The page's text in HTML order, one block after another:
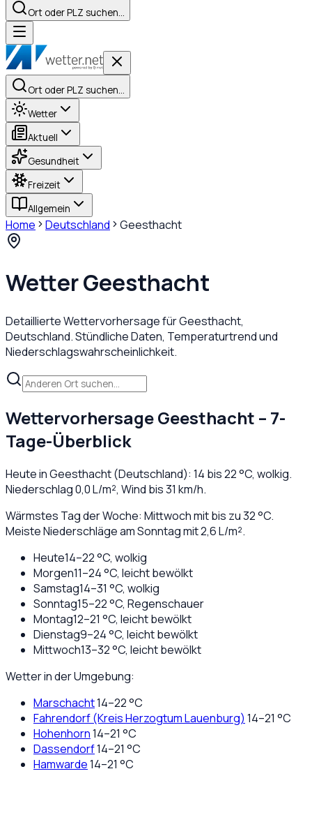
Ort oder PLZ suchen…
Ort oder PLZ suchen…
Wetter
Aktuell
Gesundheit
Freizeit
Allgemein
Home Deutschland Geesthacht
WetterGeesthacht
Detaillierte Wettervorhersage fürGeesthacht,
Deutschland. Stündliche Daten, Temperaturtrend und
Niederschlagswahrscheinlichkeit.
WettervorhersageGeesthacht – 7-
Tage-Überblick
Heute inGeesthacht(Deutschland): 14 bis22°C, wolkig.
Niederschlag0,0L/m², Wind bis31 km/h.
Wärmstes Tag der Woche: Mittwoch mit bis zu 32 °C.
Meiste Niederschläge am Sonntag mit 2,6 L/m².
Heute14–22°C, wolkig
Morgen11–24°C, leicht bewölkt
Samstag14–31 °C, wolkig
Sonntag15–22°C, Regenschauer
Montag12–21 °C, leicht bewölkt
Dienstag9–24°C, leicht bewölkt
Mittwoch13–32°C, leicht bewölkt
Wetter in der Umgebung:
Marschacht14–22°C
Fahrendorf (Kreis Herzogtum Lauenburg) 14–21 °C
Hohenhorn14–21 °C
Dassendorf14–21 °C
Hamwarde14–21 °C